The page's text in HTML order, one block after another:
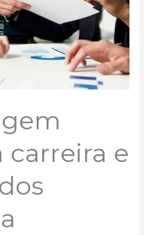
carreira e